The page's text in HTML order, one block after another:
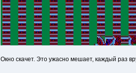
Окно скачет. Это ужасно мешает, каждый раз